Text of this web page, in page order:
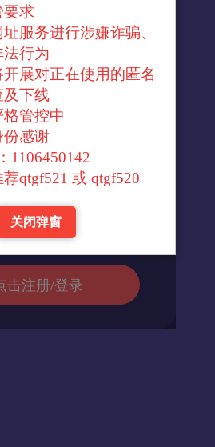
要求
服务进行涉嫌诈骗、
行为
展对正在使用的匿名
及下线
管控中
份感谢
1106450142
qtgf521 或 qtgf520
关闭弹窗
转换域名↓
进入url
返回首页
击注册/登录